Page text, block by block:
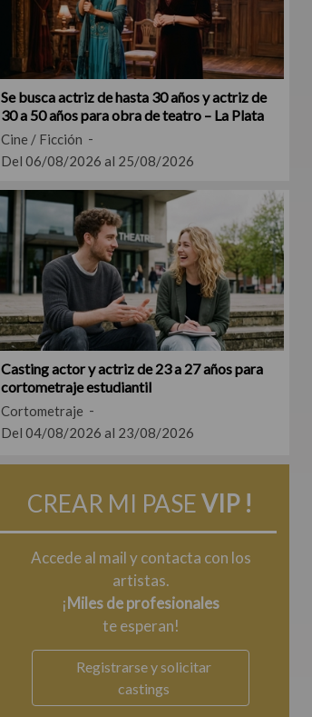
Se busca actriz de hasta 30 años y actriz de
30 a 50 años para obra de teatro – La Plata
Cine / Ficción
Del 06/08/2026 al 25/08/2026
Casting actor y actriz de 23 a 27 años para
cortometraje estudiantil
Cortometraje
Del 04/08/2026 al 23/08/2026
CREAR MI PASEVIP !
Accede al mail y contacta con los
artistas.
¡Miles de profesionales
te esperan!
Registrarse y solicitar
castings